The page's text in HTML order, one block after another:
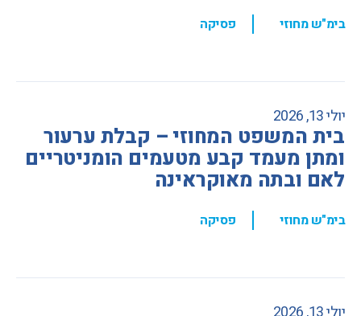
בימ"ש מחוזי , פסיקה
יולי 13, 2026
בית המשפט המחוזי – קבלת ערעור
ומתן מעמד קבע מטעמים הומניטריים
לאם ובתה מאוקראינה
בימ"ש מחוזי , פסיקה